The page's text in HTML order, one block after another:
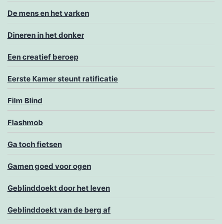
De mens en het varken
Dineren in het donker
Een creatief beroep
Eerste Kamer steunt ratificatie
Film Blind
Flashmob
Ga toch fietsen
Gamen goed voor ogen
Geblinddoekt door het leven
Geblinddoekt van de berg af